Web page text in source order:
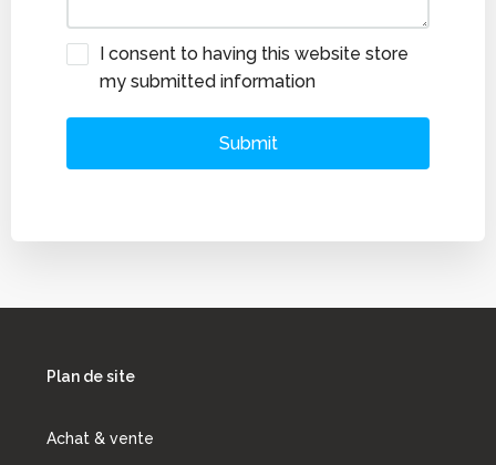
I consent to having this website store
my submitted information
Submit
Plan de site
Achat & vente